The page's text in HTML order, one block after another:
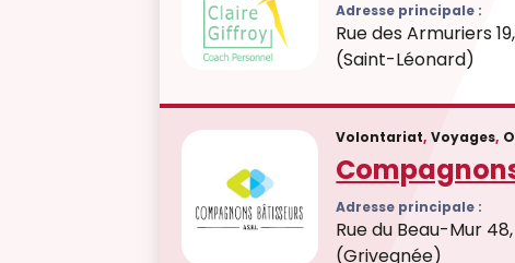
Adresse principale :
Rue des Armuriers
(Saint-Léonard)
Volontariat, Voyages,
Adresse principale :
Rue du Beau-Mur
(Grivegnée)